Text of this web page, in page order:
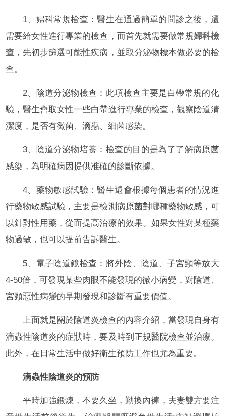
1、婦科常規檢查：醫生在通過簡單的問診之後，還
需要給女性進行專業的檢查，而首先就需要做常規婦科檢
查 ，先初步篩選可能性疾病，並取分泌物標本做必要的檢
查。
2、陰道分泌物檢查：此項檢查主要是白帶常規的化
驗，醫生會取女性一些白帶進行專業的檢查，觀察陰道清
潔度，是否有黴菌、滴蟲、細菌感染。
3、陰道分泌物培養：檢查的目的是為了了解病原菌
感染，為明確病因提供准確的診斷依據。
4、藥物敏感試驗：醫生還會根據每個患者的情況進
行藥物敏感試驗，主要是檢測病原菌對哪種藥物敏感，可
以針對性用藥，從而提高治療的效果。如果女性對某種藥
物過敏，也可以提前告訴醫生。
5、電子陰道鏡檢查：將外陰、陰道、子宮頸等放大
4-50倍，可發現某些肉眼不能發現的微小病變，對陰道、
宮頸惡性病變的早期發現和診斷有重要價值。
上面就是關於陰道炎檢查的內容介紹，當發現自身有
滴蟲性陰道炎的症狀時，要及時到正規醫院檢查並治療。
此外，在日常生活中做好衛生預防工作也尤為重要。
滴蟲性陰道炎的預防
平時加強鍛煉，不要久坐，勤換內褲，夫妻雙方要注